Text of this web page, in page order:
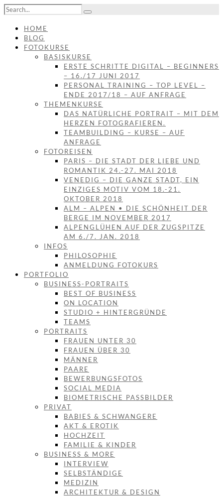
HOME
BLOG
FOTOKURSE
BASISKURSE
ERSTE SCHRITTE DIGITAL – BEGINNERS
– 16./17 JUNI 2017
PERSONAL TRAINING – TOP LEVEL –
ENDE 2017/18 – AUF ANFRAGE
THEMENKURSE
DAS NATÜRLICHE PORTRAIT – MIT DEM
HERZEN FOTOGRAFIEREN.
TEAMBUILDING – KURSE – AUF
ANFRAGE
FOTOREISEN
PARIS – DIE STADT DER LIEBE UND
ROMANTIK 24.-27. MAI 2018
VENEDIG – DIE GANZE STADT, EIN
EINZIGES MOTIV VOM 18.-21.
OKTOBER 2018
ALM – ALPEN • DIE SCHÖNHEIT DER
BERGE IM NOVEMBER 2017
ALPENGLÜHEN AUF DER ZUGSPITZE
AM 6./7. JAN. 2018
INFOS
PHILOSOPHIE
ANMELDUNG FOTOKURS
PORTFOLIO
BUSINESS-PORTRAITS
BEST OF BUSINESS
ON LOCATION
STUDIO + HINTERGRÜNDE
TEAMS
PORTRAITS
FRAUEN UNTER 30
FRAUEN ÜBER 30
MÄNNER
PAARE
BEWERBUNGSFOTOS
SOCIAL MEDIA
BIOMETRISCHE PASSBILDER
PRIVAT
BABIES & SCHWANGERE
AKT & EROTIK
HOCHZEIT
FAMILIE & KINDER
BUSINESS & MORE
INTERVIEW
SELBSTÄNDIGE
MEDIZIN
ARCHITEKTUR & DESIGN